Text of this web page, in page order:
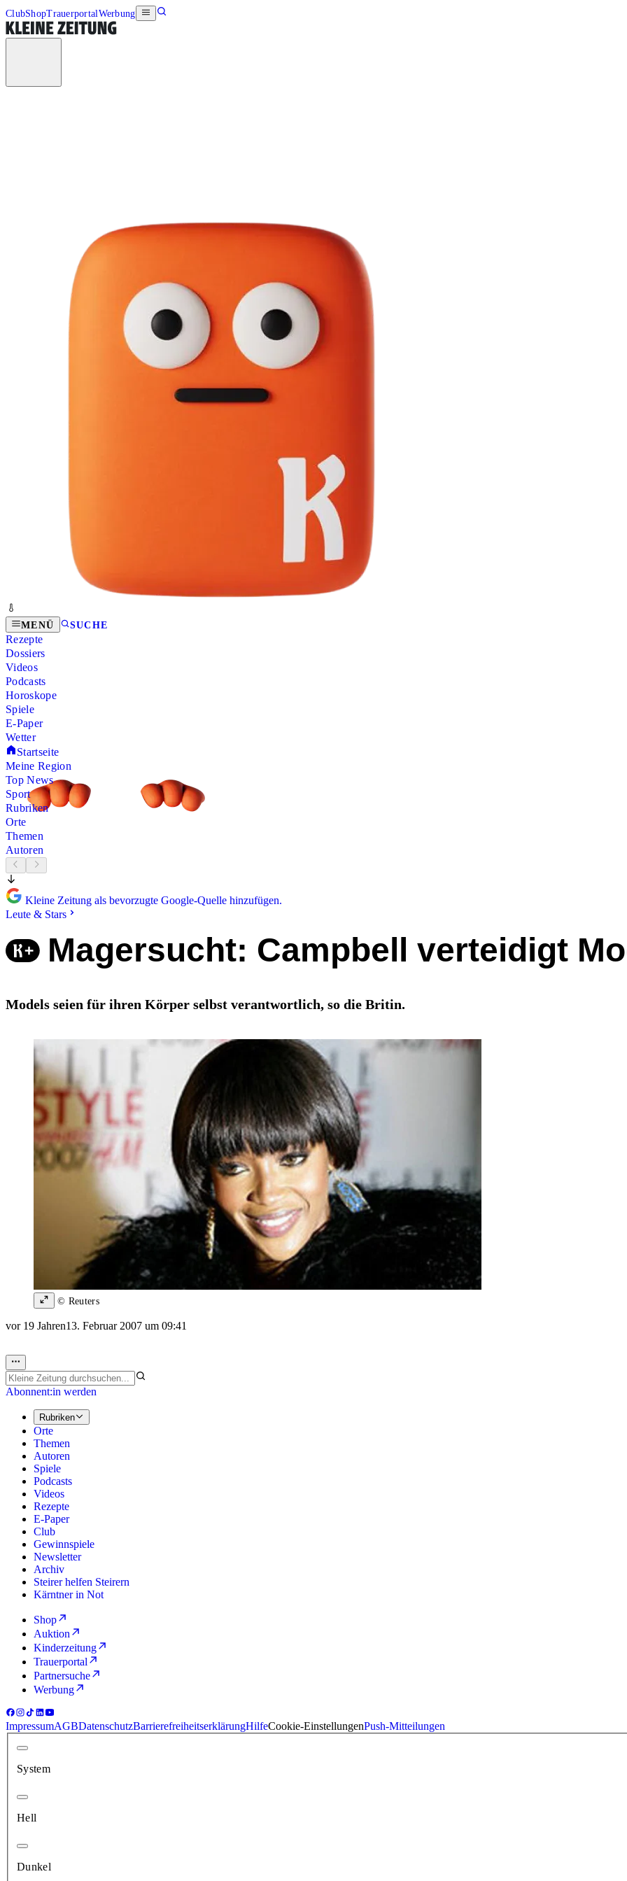
ClubShopTrauerportalWerbung
MENÜ SUCHE
Rezepte
Dossiers
Videos
Podcasts
Horoskope
Spiele
E-Paper
Wetter
Startseite
Meine Region
Top News
Sport
Rubriken
Orte
Themen
Autoren
Kleine Zeitung als bevorzugte Google-Quelle hinzufügen.
Leute & Stars
Magersucht: Campbell verteidigt
Models seien für ihren Körper selbst verantwortlich, so die Britin.
© Reuters
vor 19 Jahren13. Februar 2007 um 09:41
Abonnent:in werden
Rubriken
Orte
Themen
Autoren
Spiele
Podcasts
Videos
Rezepte
E-Paper
Club
Gewinnspiele
Newsletter
Archiv
Steirer helfen Steirern
Kärntner in Not
Shop
Auktion
Kinderzeitung
Trauerportal
Partnersuche
Werbung
ImpressumAGBDatenschutzBarrierefreiheitserklärungHilfeCookie-EinstellungenPush-Mitteilungen
System
Hell
Dunkel